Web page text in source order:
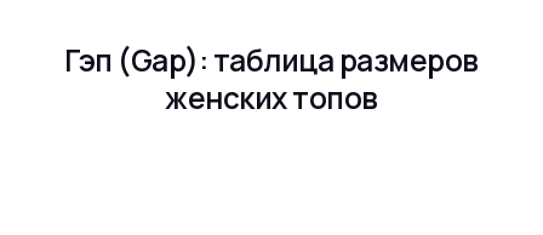
Гэп (Gap): таблица размеров
женских топов